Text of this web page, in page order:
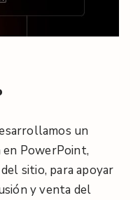
un
PowerPoint,
sitio, para apoyar
y venta del